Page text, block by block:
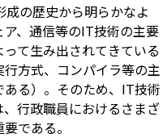
の歴史から明らかなよ
、通信等のIT技術の主要
て生み出されてきている
行方式、コンパイラ等の主
る）。そのため、IT技術
行政職員におけるさまざ
である。